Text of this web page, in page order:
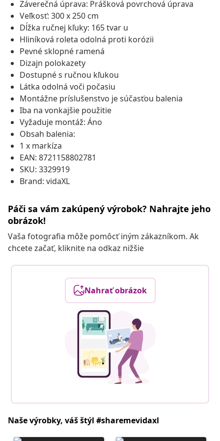
Záverečná úprava: Prášková povrchová úprava
Veľkosť: 300 x 250 cm
Dĺžka ručnej kľuky: 165 tvar u
Hliníková roleta odolná proti korózii
Pevné sklopné ramená
Dizajn polokazety
Dostupné s ručnou kľukou
Látka odolná voči počasiu
Montážne príslušenstvo je súčasťou balenia
Iba na vonkajšie použitie
Vyžaduje montáž: Áno
Obsah balenia:
1 x markíza
EAN: 8721158802781
SKU: 3329919
Brand: vidaXL
Páči sa vám zakúpený výrobok? Nahrajte jeho
obrázok!
Vaša fotografia môže pomôcť iným zákazníkom. Ak
chcete začať, kliknite na odkaz nižšie
Nahrať obrázok
Naše výrobky, váš štýl #sharemevidaxl